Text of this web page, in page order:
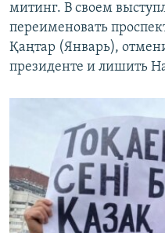
митинг. В своем
переименовать
Қаңтар (Январь),
президенте и лишить